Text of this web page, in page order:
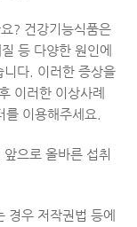
? 건강기능식품은
등 다양한 원인에
니다. 이러한 증상을
이러한 이상사례
이용해주세요.
으로 올바른 섭취
경우 저작권법 등에